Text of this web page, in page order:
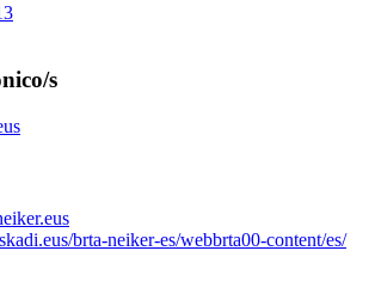
s
brta-neiker-es/webbrta00-content/es/